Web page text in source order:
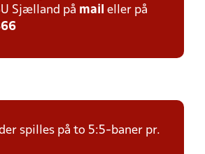
Sjælland på mail eller på
spilles på to 5:5-baner pr.